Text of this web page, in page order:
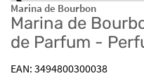
Marina de Bourbon
Marina de
de Parfum -
3494800300038